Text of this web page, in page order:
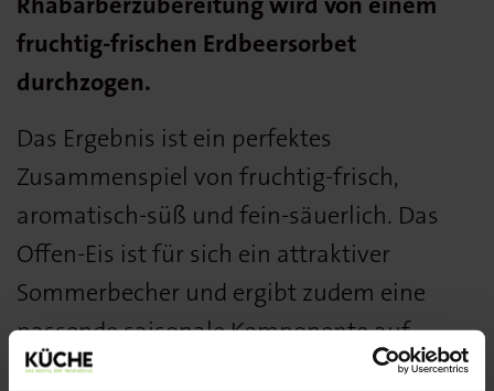
fruchtig-frischen Erdbeersorbet
durchzogen.
Das Ergebnis ist ein perfektes
Zusammenspiel von fruchtig-frisch,
aromatisch-süß und fein-säuerlich. Das
Offen-Eis ist für sich ein attraktiver
Sommerbecher und ergibt zudem eine
passende saisonale Komponente auf
Desserttellern und Gebäck